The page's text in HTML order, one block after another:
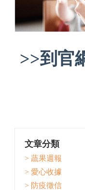
>>到官
文章分類
> 蔬果週報
> 愛心收據
> 防疫徵信